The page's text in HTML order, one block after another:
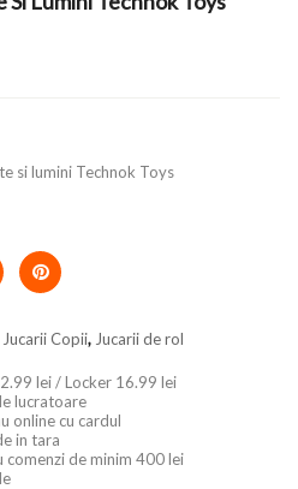
si lumini Technok Toys
Jucarii Copii, Jucarii de rol
lei / Locker 16.99 lei
lucratoare
online cu cardul
in tara
de minim 400 lei